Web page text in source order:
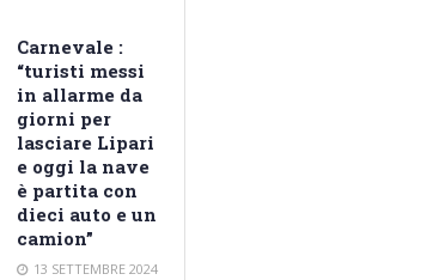
Carnevale :
“turisti messi
in allarme da
giorni per
lasciare Lipari
e oggi la nave
è partita con
dieci auto e un
camion”
13 SETTEMBRE 2024